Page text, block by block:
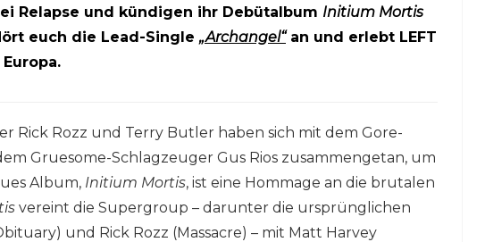
Relapse und kündigen ihr Debütalbum Initium Mortis
euch die Lead-Single „Archangel“an und erlebt LEFT
Rick Rozz und Terry Butler haben sich mit dem Gore-
Gruesome-Schlagzeuger Gus Rios zusammengetan, um
Album, Initium Mortis, ist eine Hommage an die brutalen
vereint die Supergroup – darunter die ursprünglichen
und Rick Rozz (Massacre) – mit Matt Harvey